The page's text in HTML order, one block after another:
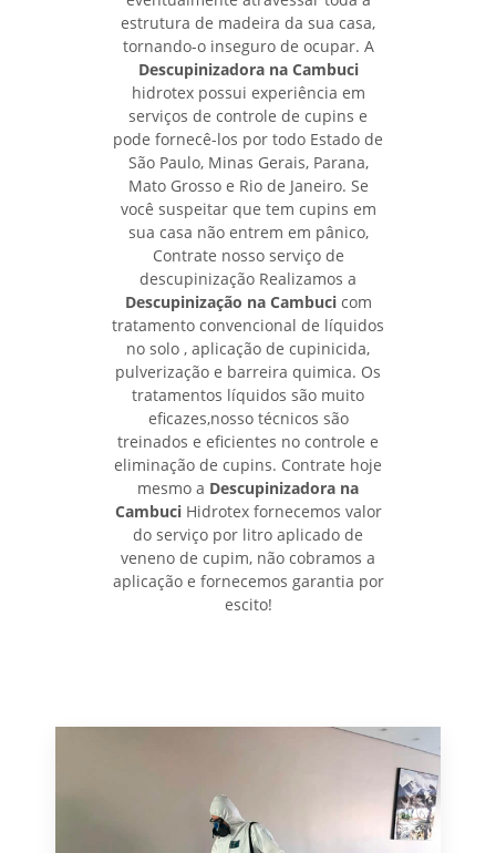
estrutura de madeira da sua casa,
tornando-o inseguro de ocupar. A
Descupinizadora na Cambuci
hidrotex possui experiência em
serviços de controle de cupins e
pode fornecê-los por todo Estado de
São Paulo, Minas Gerais, Parana,
Mato Grosso e Rio de Janeiro. Se
você suspeitar que tem cupins em
sua casa não entrem em pânico,
Contrate nosso serviço de
descupinização Realizamos a
Descupinização na Cambucicom
tratamento convencional de líquidos
no solo , aplicação de cupinicida,
pulverização e barreira quimica. Os
tratamentos líquidos são muito
eficazes,nosso técnicos são
treinados e eficientes no controle e
eliminação de cupins. Contrate hoje
mesmo a Descupinizadora na
CambuciHidrotex fornecemos valor
do serviço por litro aplicado de
veneno de cupim, não cobramos a
aplicação e fornecemos garantia por
escito!